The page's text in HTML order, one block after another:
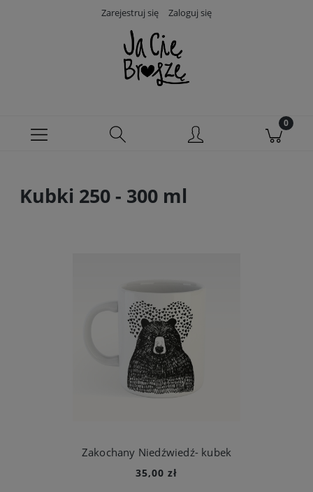
Zarejestruj się Zaloguj się
Kubki 250 - 300 ml
Zakochany Niedźwiedź- kubek
35,00 zł